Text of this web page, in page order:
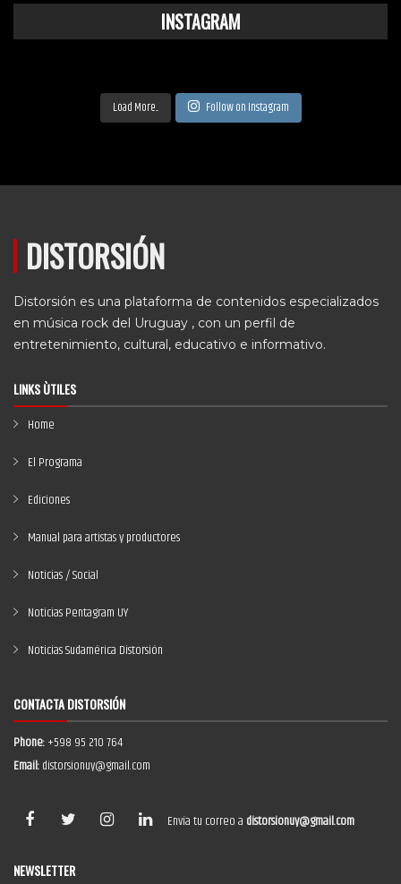
INSTAGRAM
Load More... Follow on Instagram
DISTORSIÓN
Distorsión es una plataforma de contenidos especializados
en música rock del Uruguay , con un perfil de
entretenimiento, cultural, educativo e informativo.
LINKS ÙTILES
Home
El Programa
Ediciones
Manual para artistas y productores
Noticias / Social
Noticias Pentagram UY
Noticias Sudamérica Distorsión
CONTACTA DISTORSIÓN
Phone:+598 95 210 764
Email:distorsionuy@gmail.com
Envía tu correo a distorsionuy@gmail.com
NEWSLETTER